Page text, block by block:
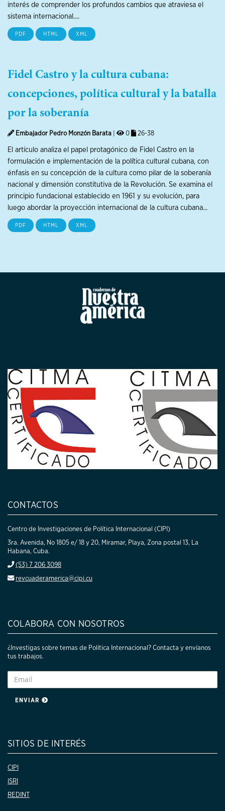
interés de comprender los profundos cambios que atraviesa el
sistema internacional....
PDF HTML XML
Fidel Castro y la cultura cubana:
concepciones, política cultural y la batalla
por la soberanía
Embajador Pedro Monzón Barata 0 26-38
El artículo analiza el papel protagónico de Fidel Castro en la
formulación e implementación de la política cultural cubana, con
énfasis en su concepción de la cultura como pilar de la soberanía
nacional y dimensión constitutiva de la Revolución. Se examina el
principio fundacional establecido en 1961 y su evolución, para
luego abordar la proyección internacional de la cultura cubana...
PDF HTML XML
CONTACTOS
Centro de Investigaciones de Política Internacional (CIPI)
3ra. Avenida, No 1805 e/ 18 y 20, Miramar, Playa, Zona postal 13, La
Habana, Cuba.
(53) 7 206 3098
revcuaderamerica@cipi.cu
COLABORA CON NOSOTROS
¿Investigas sobre temas de Política Internacional? Contacta y envíanos
tus trabajos.
ENVIAR
SITIOS DE INTERÉS
CIPI
ISRI
REDINT